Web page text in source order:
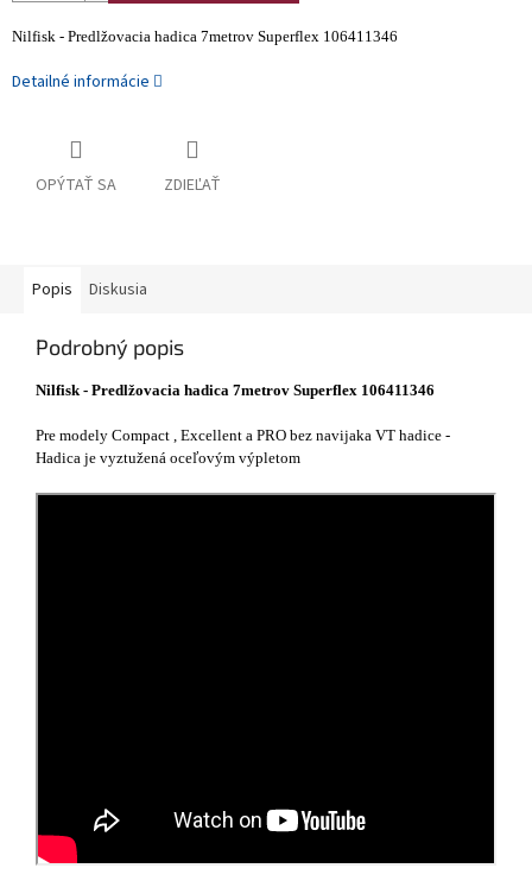
Nilfisk - Predlžovacia hadica 7metrov Superflex 106411346
Detailné informácie
OPÝTAŤ SA ZDIEĽAŤ
Popis Diskusia
Podrobný popis
Nilfisk - Predlžovacia hadica 7metrov Superflex 106411346
Pre modely Compact , Excellent a PRO bez navijaka VT hadice -
Hadica je vyztužená oceľovým výpletom